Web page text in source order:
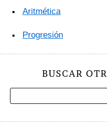
Aritmética
Progresión
BUSCAR